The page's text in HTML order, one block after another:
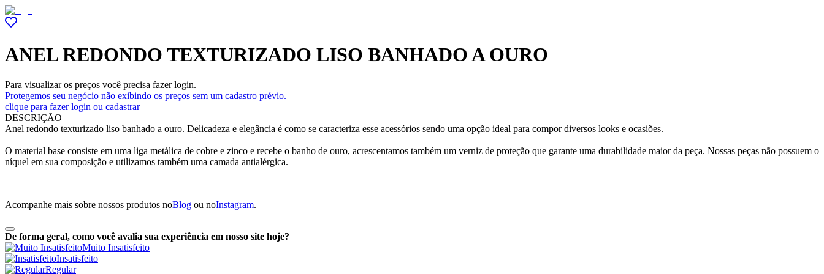
ANEL REDONDO TEXTURIZADO LISO BANHADO A OURO
Para visualizar os preços você precisa fazer login.
Protegemos seu negócio não exibindo os preços sem um cadastro prévio.
clique para fazer login ou cadastrar
DESCRIÇÃO
Anel redondo texturizado liso banhado a ouro. Delicadeza e elegância é como se caracteriza esse acessórios sendo uma opção ideal para compor diversos looks e ocasiões.
O material base consiste em uma liga metálica de cobre e zinco e recebe o banho de ouro, acrescentamos também um verniz de proteção que garante uma durabilidade maior da peça. Nossas peças não possuem o
níquel em sua composição e utilizamos também uma camada antialérgica.
Acompanhe mais sobre nossos produtos noBlog ou noInstagram.
De forma geral, como você avalia sua experiência em nosso site hoje?
Muito Insatisfeito
Insatisfeito
Regular